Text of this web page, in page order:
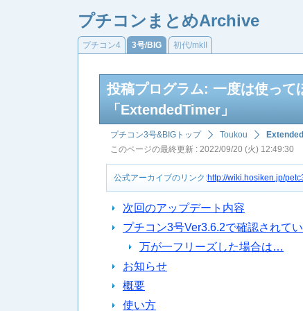
プチコンまとめArchive
プチコン4 3号/BIG 初代/mkII
投稿プログラム: 一度は使って
「ExtendedTimer」
プチコン3号&BIGトップ Toukou
このページの最終更新 : 2022/09/20 (火) 12:49:30
公式アーカイブのリンク:http://wiki.hosiken.jp/
次回のアップデート内容
プチコン3号Ver3.6.2で確認されて
万が一フリーズした場合は…
お知らせ
概要
使い方